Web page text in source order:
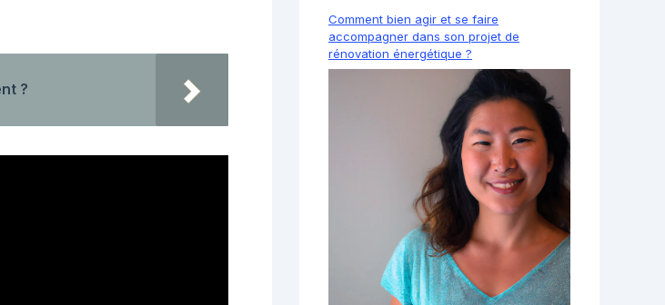
?
Comment bien agir et se faire
accompagner dans son projet de
rénovation énergétique ?